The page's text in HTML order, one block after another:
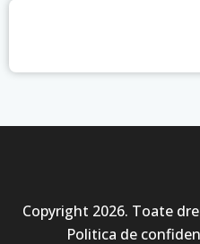
Copyright 2026. Toate
Politica de